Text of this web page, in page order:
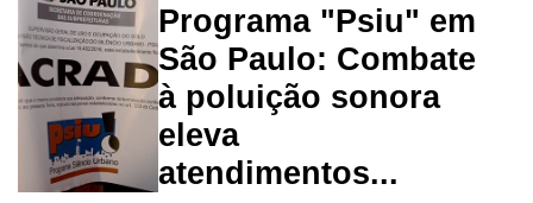
Programa "Psiu" em
São Paulo: Combate
à poluição sonora
eleva
atendimentos...